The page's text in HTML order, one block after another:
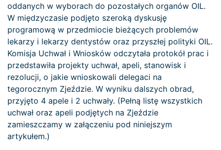
oddanych w wyborach do pozostałych organów OIL.
W międzyczasie podjęto szeroką dyskusję
programową w przedmiocie bieżących problemów
lekarzy i lekarzy dentystów oraz przyszłej polityki OIL.
Komisja Uchwał i Wniosków odczytała protokół prac i
przedstawiła projekty uchwał, apeli, stanowisk i
rezolucji, o jakie wnioskowali delegaci na
tegorocznym Zjeździe. W wyniku dalszych obrad,
przyjęto 4 apele i 2 uchwały. (Pełną listę wszystkich
uchwał oraz apeli podjętych na Zjeździe
zamieszczamy w załączeniu pod niniejszym
artykułem.)